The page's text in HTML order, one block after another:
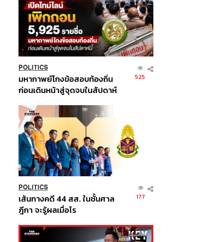
POLITICS
มหากาพย์โกงข้อสอบท้องถิ่น
ก่อนเดินหน้าสู่จุดจบในสัปดาห์
525
POLITICS
เส้นทางคดี 44 สส. ในชั้นศาล
ฎีกา จะรู้ผลเมื่อไร
177